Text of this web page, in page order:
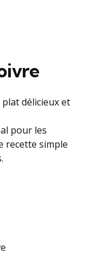
délicieux et
pour les
recette simple